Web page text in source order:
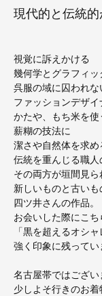
現代的と伝統的
視覚に訴えかける
幾何学とグラフィッ
呉服の域に囚われな
ファッションデザイ
かたや、もち米を
薪糊の技法に
潔さや自然体を求め
伝統を重んじる職人
その両方が垣間見ら
新しいものと古いも
四ツ井さんの作品。
お会いした際にこち
「黒を超えるオシ
強く印象に残ってい
名古屋帯ではござい
少しよそ行きのお着